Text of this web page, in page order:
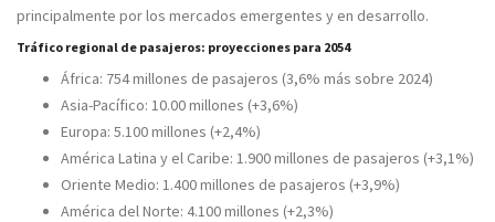
principalmente por los mercados emergentes y en desarrollo.
Tráfico regional de pasajeros: proyecciones para 2054
África: 754 millones de pasajeros (3,6% más sobre 2024)
Asia-Pacífico: 10.00 millones (+3,6%)
Europa: 5.100 millones (+2,4%)
América Latina y el Caribe: 1.900 millones de pasajeros (+3,1%)
Oriente Medio: 1.400 millones de pasajeros (+3,9%)
América del Norte: 4.100 millones (+2,3%)